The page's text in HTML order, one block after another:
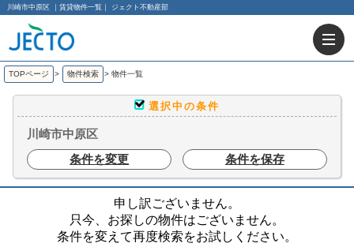
川崎市中原区 ｜賃貸物件一覧｜ ジェクト不動産部
TOPページ > 物件検索 > 物件一覧
選択中の条件
川崎市中原区
条件を変更
条件を保存
申し訳ございません。
只今、お探しの物件はございません。
条件を変えて再度検索をお試しください。